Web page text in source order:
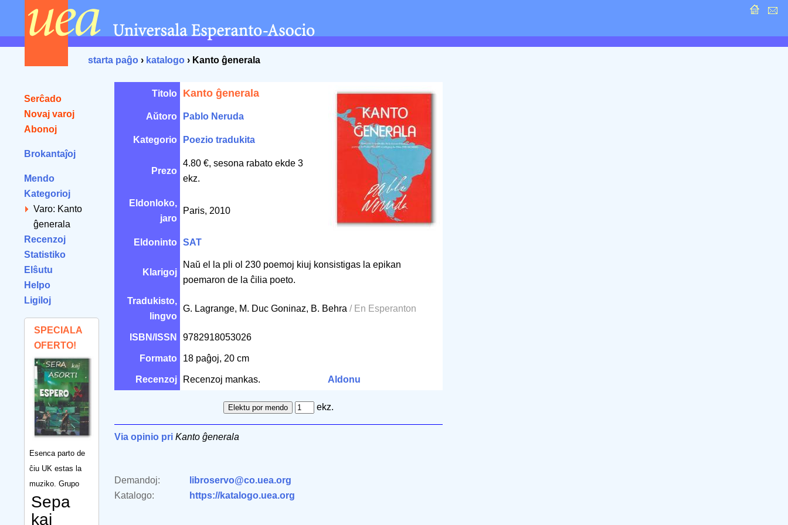
starta paĝo › katalogo › Kanto ĝenerala
Serĉado
Novaj varoj
Abonoj
Brokantaĵoj
Mendo
Kategorioj
Varo: Kanto
ĝenerala
Recenzoj
Statistiko
Elŝutu
Helpo
Ligiloj
SPECIALA
OFERTO!
Esenca parto de
ĉiu UK estas la
muziko. Grupo
Sepa
kaj
Titolo Kanto ĝenerala
Aŭtoro Pablo Neruda
Kategorio Poezio tradukita
Prezo
4.80 €, sesona rabato ekde 3
ekz.
Eldonloko,
jaro
Paris, 2010
Eldoninto SAT
Klarigoj
Naŭ el la pli ol 230 poemoj kiuj konsistigas la epikan
poemaron de la ĉilia poeto.
Tradukisto,
lingvo
G. Lagrange, M. Duc Goninaz, B. Behra / En Esperanton
ISBN/ISSN 9782918053026
Formato 18 paĝoj, 20 cm
Recenzoj Recenzoj mankas. Aldonu
ekz.
Via opinio pri Kanto ĝenerala
Demandoj:
libroservo@co.uea.org
Katalogo:
https://katalogo.uea.org